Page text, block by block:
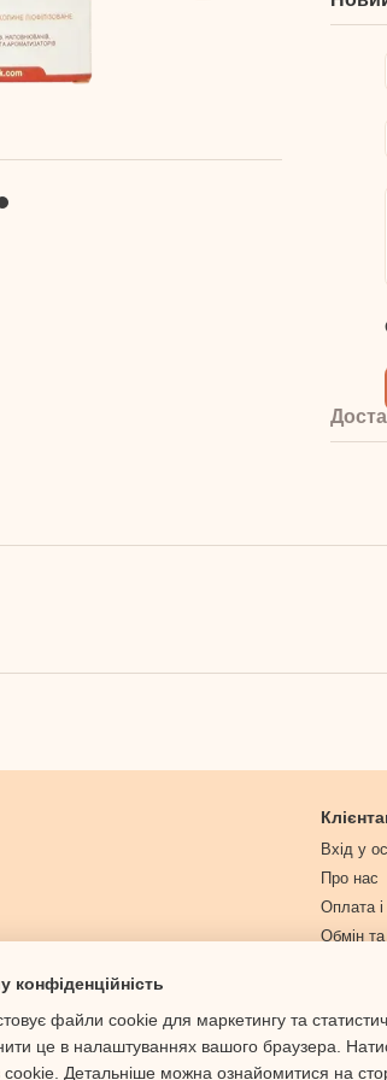
Вхід у
Про нас
Оплата
Обмін
файли cookie для маркетингу та
це в налаштуваннях вашого браузера.
Детальніше можна ознайомитися на